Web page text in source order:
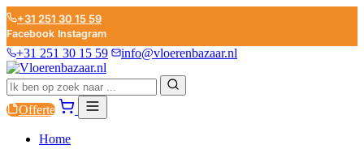
+31 251 30 15 59
Facebook Instagram
+31 251 30 15 59 info@vloerenbazaar.nl
Offerte
Home